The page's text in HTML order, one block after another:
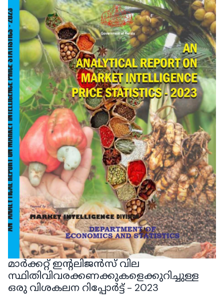
മാർക്കറ്റ് ഇന്റലിജൻസ് വില
സ്ഥിതിവിവരക്കണക്കുകളെക്കുറിച്ചുള്ള
ഒരു വിശകലന റിപ്പോർട്ട് - 2023